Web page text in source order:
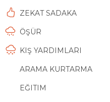
ZEKAT SADAKA
ÖŞÜR
KIŞ YARDIMLARI
ARAMA KURTARMA
EĞITIM